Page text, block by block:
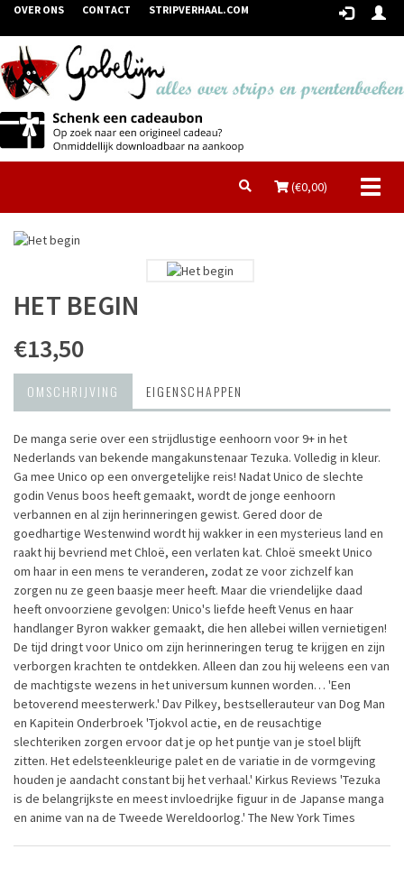
OVER ONS CONTACT STRIPVERHAAL.COM
(€0,00)
HET BEGIN
€13,50
OMSCHRIJVING EIGENSCHAPPEN
De manga serie over een strijdlustige eenhoorn voor 9+ in het
Nederlands van bekende mangakunstenaar Tezuka. Volledig in kleur.
Ga mee Unico op een onvergetelijke reis! Nadat Unico de slechte
godin Venus boos heeft gemaakt, wordt de jonge eenhoorn
verbannen en al zijn herinneringen gewist. Gered door de
goedhartige Westenwind wordt hij wakker in een mysterieus land en
raakt hij bevriend met Chloë, een verlaten kat. Chloë smeekt Unico
om haar in een mens te veranderen, zodat ze voor zichzelf kan
zorgen nu ze geen baasje meer heeft. Maar die vriendelijke daad
heeft onvoorziene gevolgen: Unico's liefde heeft Venus en haar
handlanger Byron wakker gemaakt, die hen allebei willen vernietigen!
De tijd dringt voor Unico om zijn herinneringen terug te krijgen en zijn
verborgen krachten te ontdekken. Alleen dan zou hij weleens een van
de machtigste wezens in het universum kunnen worden… 'Een
betoverend meesterwerk.' Dav Pilkey, bestsellerauteur van Dog Man
en Kapitein Onderbroek 'Tjokvol actie, en de reusachtige
slechteriken zorgen ervoor dat je op het puntje van je stoel blijft
zitten. Het edelsteenkleurige palet en de variatie in de vormgeving
houden je aandacht constant bij het verhaal.' Kirkus Reviews 'Tezuka
is de belangrijkste en meest invloedrijke figuur in de Japanse manga
en anime van na de Tweede Wereldoorlog.' The New York Times